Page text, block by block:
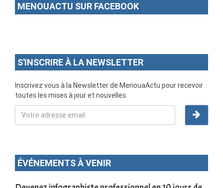
MENOUACTU SUR FACEBOOK
S'INSCRIRE À LA NEWSLETTER
Inscrivez vous à la Newsletter de MenouaActu pour recevoir
toutes les mises à jour et nouvelles.
ÉVÉNEMENTS À VENIR